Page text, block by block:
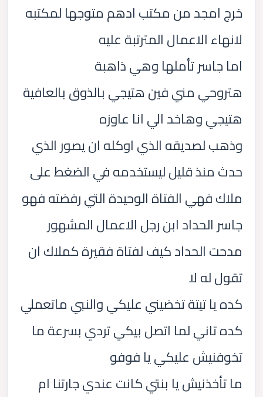
خرج امجد من مكتب ادهم متوجها لمكتبه
لانهاء الاعمال المترتبة عليه
اما جاسر تأملها وهي ذاهبة
هتروحي مني فين هتيجي بالذوق بالعافية
هتيجي وهاخد الي انا عاوزه
وذهب لصديقه الذي اوكله ان يصور الذي
حدث منذ قليل ليستخدمه في الضغط على
ملاك فهي الفتاة الوحيدة التي رفضته فهو
جاسر الحداد ابن رجل الاعمال المشهور
مدحت الحداد كيف لفتاة فقيرة كملاك ان
تقول له لا
كده يا تيتة تخضيني عليكي والنبي ماتعملي
كده تاني لما اتصل بيكي تردي بسرعة ما
تخوفنيش عليكي يا فوفو
ما تأخذنيش يا بنتي كانت عندي جارتنا ام